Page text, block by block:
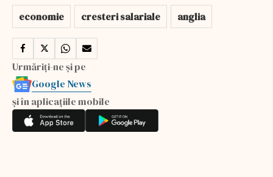
economie cresteri salariale anglia
Urmăriți-ne și pe
Google News
și în aplicațiile mobile